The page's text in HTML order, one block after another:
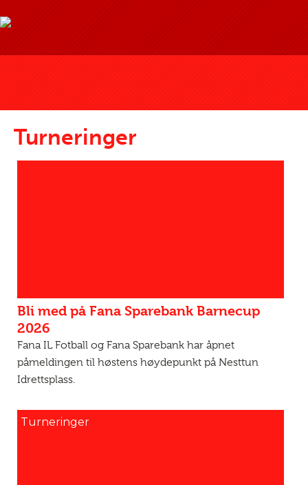
Turneringer
Bli med på Fana Sparebank Barnecup
2026
Fana IL Fotball og Fana Sparebank har åpnet
påmeldingen til høstens høydepunkt på Nesttun
Idrettsplass.
Turneringer